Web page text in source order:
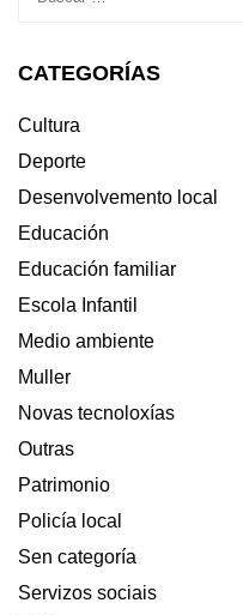
CATEGORÍAS
Cultura
Deporte
Desenvolvemento local
Educación
Educación familiar
Escola Infantil
Medio ambiente
Muller
Novas tecnoloxías
Outras
Patrimonio
Policía local
Sen categoría
Servizos sociais